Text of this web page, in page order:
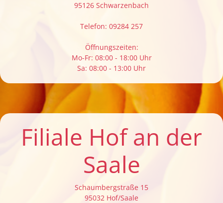
95126 Schwarzenbach
Telefon: 09284 257
Öffnungszeiten:
Mo-Fr: 08:00 - 18:00 Uhr
Sa: 08:00 - 13:00 Uhr
Filiale Hof an der
Saale
Schaumbergstraße 15
95032 Hof/Saale